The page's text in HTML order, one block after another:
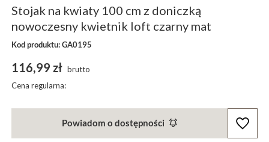
Stojak na kwiaty 100 cm z doniczką
nowoczesny kwietnik loft czarny mat
Kod produktu: GA0195
116,99 zł brutto
Cena regularna:
Powiadom o dostępności